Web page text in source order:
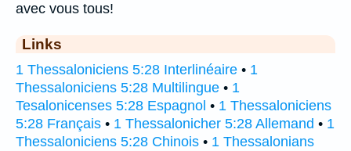
avec vous tous!
Links
1 Thessaloniciens 5:28 Interlinéaire • 1
Thessaloniciens 5:28 Multilingue • 1
Tesalonicenses 5:28 Espagnol • 1 Thessaloniciens
5:28 Français • 1 Thessalonicher 5:28 Allemand • 1
Thessaloniciens 5:28 Chinois • 1 Thessalonians